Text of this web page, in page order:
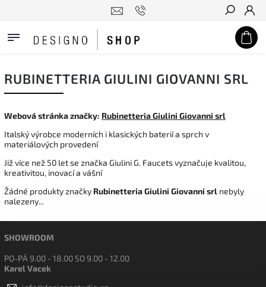
Hledat
RUBINETTERIA GIULINI GIOVANNI SRL
Webová stránka značky: Rubinetteria Giulini Giovanni srl
Italský výrobce moderních i klasických baterií a sprch v
materiálových provedení
Již více než 50 let se značka Giulini G. Faucets vyznačuje kvalitou,
kreativitou, inovací a vášní
Žádné produkty značky Rubinetteria Giulini Giovanni srl nebyly
nalezeny...
SHOWROOM
PO-PÁ 9.00 - 18.00 SO 9.00 - 12.00
Karel Vacek